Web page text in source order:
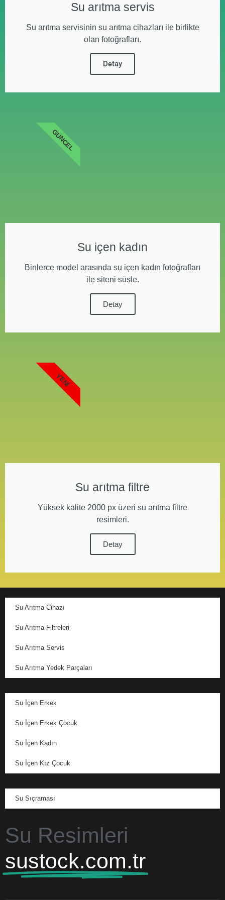
Su arıtma servis
Su arıtma servisinin su arıtma cihazları ile birlikte
olan fotoğrafları.
Detay
Su içen kadın
Binlerce model arasında su içen kadın fotoğrafları
ile siteni süsle.
Detay
GÜNCEL
Su arıtma filtre
Yüksek kalite 2000 px üzeri su arıtma filtre
resimleri.
Detay
YENI
Su Arıtma Cihazı
Su Arıtma Filtreleri
Su Arıtma Servis
Su Arıtma Yedek Parçaları
Su İçen Erkek
Su İçen Erkek Çocuk
Su İçen Kadın
Su İçen Kız Çocuk
Su Sıçraması
Su Resimleri
sustock.com.tr